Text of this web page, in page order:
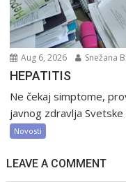
Aug 6, 2026 Snežana
HEPATITIS
Ne čekaj simptome,
javnog zdravlja
Novosti
LEAVE A COMMENT